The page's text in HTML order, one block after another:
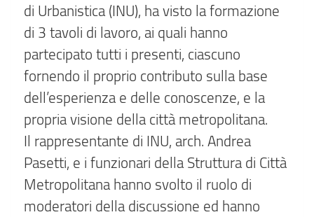
di Urbanistica (INU), ha visto la formazione
di 3 tavoli di lavoro, ai quali hanno
partecipato tutti i presenti, ciascuno
fornendo il proprio contributo sulla base
dell’esperienza e delle conoscenze, e la
propria visione della città metropolitana.
Il rappresentante di INU, arch. Andrea
Pasetti, e i funzionari della Struttura di Città
Metropolitana hanno svolto il ruolo di
moderatori della discussione ed hanno